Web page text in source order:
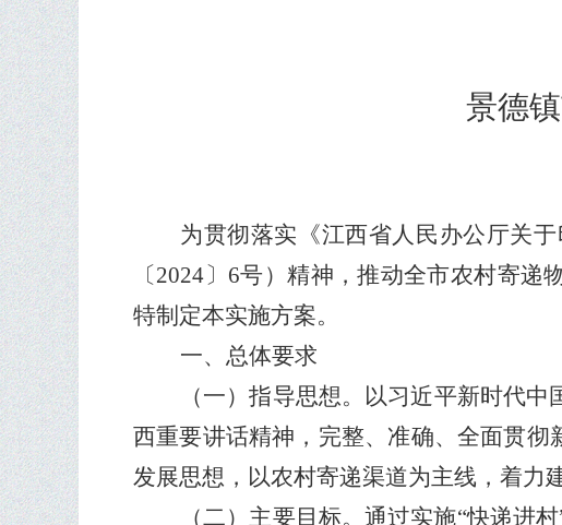
景德
为贯彻落实《江西省人民办公厅关
〔2024〕 6号）精神，推动全市农村寄递
特制定本实施方案。
一、总体要求
（一）指导思想。
以习近平新时代中
西重要讲话精神，完整、准确、全面贯彻
发展思想，以农村寄递渠道为主线，着力
（二）主要目标。通过实施“快递进村